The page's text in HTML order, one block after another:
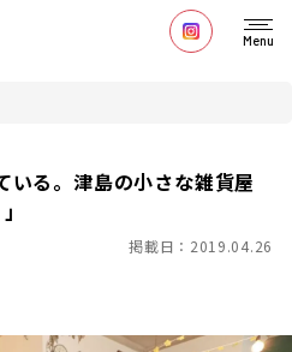
Menu
いる。津島の小さな雑貨屋
掲載日：2019.04.26